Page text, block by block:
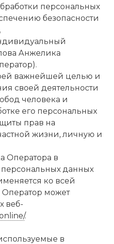
персональных
безопасности
Анжелика
важнейшей целью и
своей деятельности
человека и
его персональных
прав на
жизни, личную и
Оператора в
данных
ко всей
может
веб-
.
в